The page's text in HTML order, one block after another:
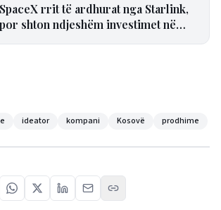
SpaceX rrit të ardhurat nga Starlink,
por shton ndjeshëm investimet në
ideator kompani Kosovë prodhime